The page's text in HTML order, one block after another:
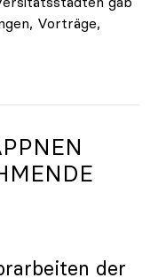
Vorträge,
Gedenkjahr:
der